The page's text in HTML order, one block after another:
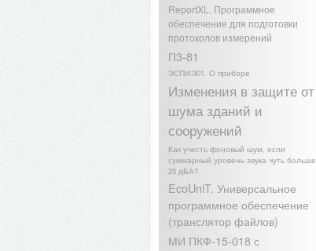
ReportXL. Программное
обеспечение для подготовки
протоколов измерений
П3-81
ЭСПИ-301. О приборе
Изменения в защите от
шума зданий и
сооружений
Как учесть фоновый шум, если
суммарный уровень звука чуть больше
25 дБА?
EcoUniT. Универсальное
программное обеспечение
(транслятор файлов)
МИ ПКФ-15-018 с